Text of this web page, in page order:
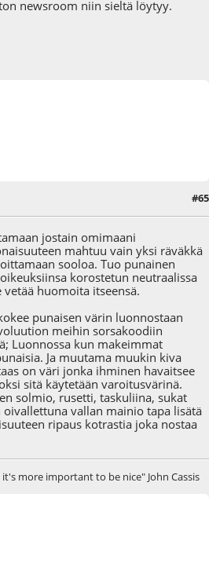
newsroom niin sieltä löytyy.
#65
jostain omimaani
mahtuu vain yksi räväkkä
sooloa. Tuo punainen
korostetun neutraalissa
vetää huomoita itseensä.
punaisen värin luonnostaan
meihin sorsakoodiin
Luonnossa kun makeimmat
Ja muutama muukin kiva
on väri jonka ihminen havaitsee
sitä käytetään varoitusvärinä.
solmio, rusetti, taskuliina, sukat
vallan mainio tapa lisätä
ripaus kotrastia joka nostaa
more important to be nice" John Cassis